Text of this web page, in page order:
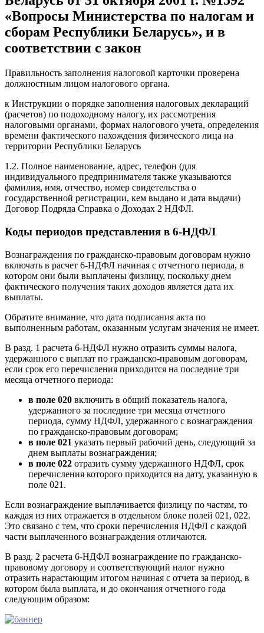
«Вопросы Министерства по налогам и
сборам Республики Беларусь», и в
соответствии с закон
Правильность заполнения налоговой карточки проверена
должностным лицом налогового органа.
к Инструкции о порядке заполнения налоговых деклараций
(расчетов) по подоходному налогу, их рассмотрения
налоговыми органами, формах налогового учета, определения
времени фактического нахождения физического лица на
территории Республики Беларусь
1.2. Полное наименование, адрес, телефон (для
индивидуального предпринимателя также указываются
фамилия, имя, отчество, номер свидетельства о
государственной регистрации, кем выдано и дата выдачи)
Договор Подряда Справка о Доходах 2 НДФЛ.
Коды периодов представления в 6-НДФЛ
Вознаграждения по гражданско-правовым договорам нужно
включать в расчет 6-НДФЛ начиная с отчетного периода, в
котором они были выплачены физлицу, поскольку днем
фактического получения таких доходов является дата их
выплаты.
Обратите внимание, что дата подписания акта по
выполненным работам, оказанным услугам значения не имеет.
В разд. 1 расчета 6-НДФЛ нужно отразить суммы налога,
удержанного с выплат по гражданско-правовым договорам,
если срок его перечисления приходится на последние три
месяца отчетного периода:
в поле 020 включить в общий показатель налога,
удержанного за последние три месяца отчетного
периода, сумму НДФЛ, удержанного с вознаграждения
по гражданско-правовым договорам;
в поле 021 указать первый рабочий день, следующий за
днем выплаты вознаграждения;
в поле 022 отразить сумму удержанного НДФЛ, срок
перечисления которого приходится на дату, указанную в
поле 021.
Если вознаграждение выплачивается физлицу по частям, то
каждая из них отражается в отдельном блоке полей 021, 022.
Это связано с тем, что сроки перечисления НДФЛ с каждой
части выплаченного вознаграждения отличаются.
В разд. 2 расчета 6-НДФЛ вознаграждение по гражданско-
правовому договору и соответствующий налог нужно
отразить нарастающим итогом начиная с отчета за период, в
котором была выплата, и до окончания отчетного года
следующим образом: